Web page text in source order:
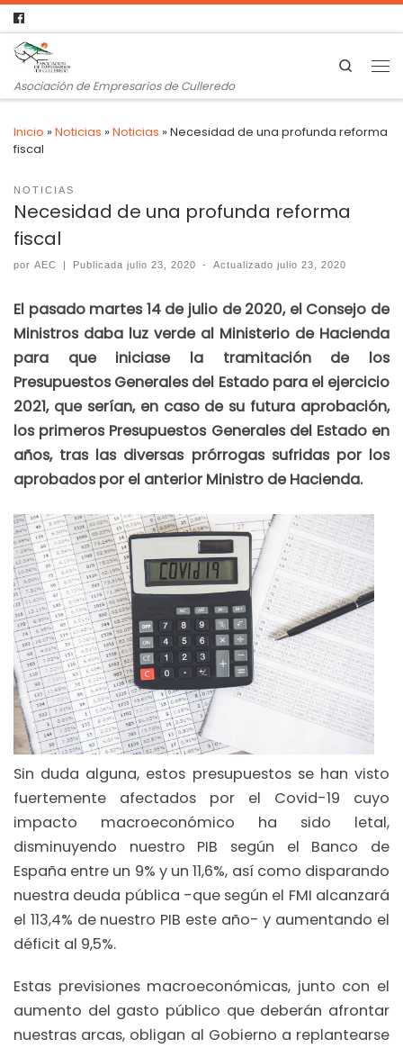
Asociación de Empresarios de Culleredo
Search
Inicio »Noticias »Noticias »Necesidad de una profunda reforma
fiscal
NOTICIAS
Necesidad de una profunda reforma
fiscal
por AEC | Publicadajulio 23, 2020 - Actualizadojulio 23, 2020
El pasado martes 14 de julio de 2020, el Consejo de
Ministros daba luz verde al Ministerio de Hacienda
para que iniciase la tramitación de los
Presupuestos Generales del Estado para el ejercicio
2021, que serían, en caso de su futura aprobación,
los primeros Presupuestos Generales del Estado en
años, tras las diversas prórrogas sufridas por los
aprobados por el anterior Ministro de Hacienda.
Sin duda alguna, estos presupuestos se han visto
fuertemente afectados por el Covid-19 cuyo
impacto macroeconómico ha sido letal,
disminuyendo nuestro PIB según el Banco de
España entre un 9% y un 11,6%, así como disparando
nuestra deuda pública -que según el FMI alcanzará
el 113,4% de nuestro PIB este año- y aumentando el
déficit al 9,5%.
Estas previsiones macroeconómicas, junto con el
aumento del gasto público que deberán afrontar
nuestras arcas, obligan al Gobierno a replantearse